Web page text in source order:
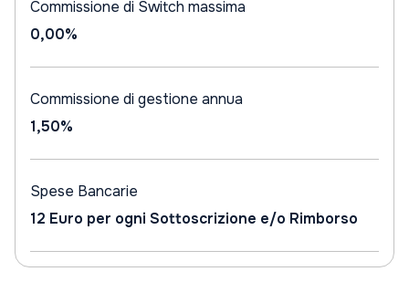
Commissione di Switch massima
0,00%
Commissione di gestione annua
1,50%
Spese Bancarie
12 Euro per ogni Sottoscrizione e/o Rimborso